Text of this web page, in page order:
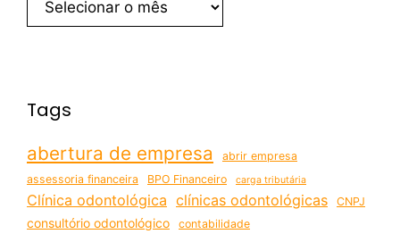
Tags
abertura de empresa
abrir empresa
assessoria financeira
BPO Financeiro carga tributária
Clínica odontológica clínicas odontológicas CNPJ
consultório odontológico contabilidade